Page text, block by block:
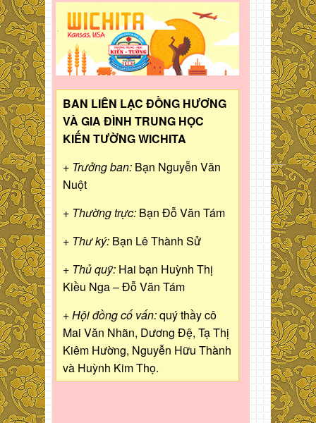
BAN LIÊN LẠC ĐỒNG HƯƠNG
VÀ GIA ĐÌNH TRUNG HỌC
KIẾN TƯỜNG WICHITA
+ Trưởng ban: Bạn Nguyễn Văn
Nuột
+ Thường trực: Bạn Đỗ Văn Tám
+ Thư ký: Bạn Lê Thành Sử
+ Thủ quỹ: Hai bạn Huỳnh Thị
Kiều Nga – Đỗ Văn Tám
+ Hội đồng cố vấn:quý thầy cô
Mai Văn Nhãn, Dương Đệ, Tạ Thị
Kiêm Hường, Nguyễn Hữu Thành
và Huỳnh Kim Thọ.